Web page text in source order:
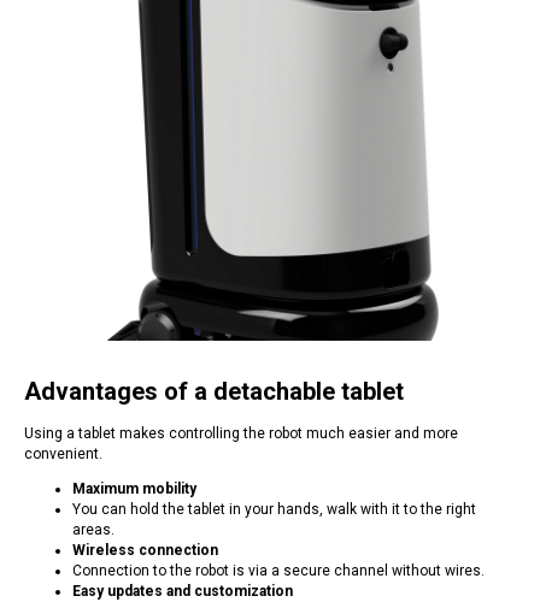
Advantages of a detachable tablet
Using a tablet makes controlling the robot much easier and more
convenient.
Maximum mobility
You can hold the tablet in your hands, walk with it to the right
areas.
Wireless connection
Connection to the robot is via a secure channel without wires.
Easy updates and customization